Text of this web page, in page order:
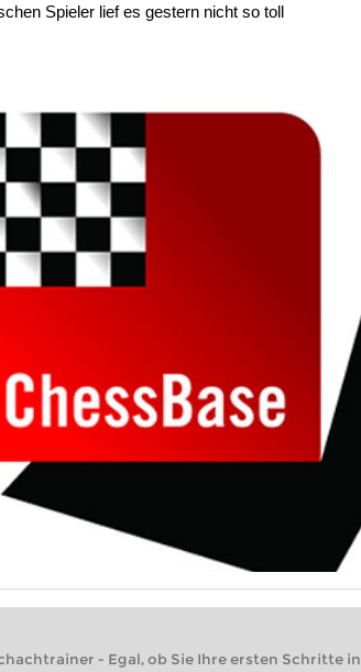
Spieler lief es gestern nicht so toll
- Egal, ob Sie Ihre ersten Schritte in